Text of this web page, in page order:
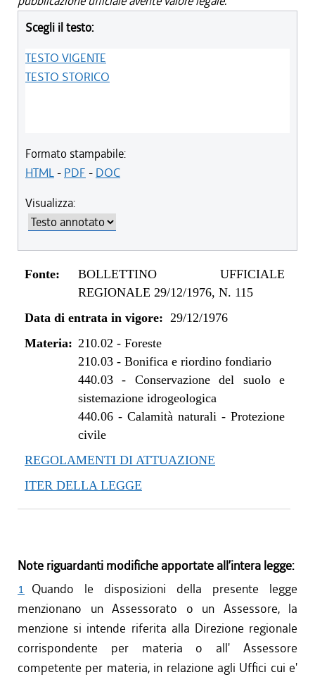
Scegli il testo:
TESTO VIGENTE
TESTO STORICO
Formato stampabile:
HTML- PDF - DOC
Visualizza:
Fonte:
BOLLETTINO UFFICIALE
REGIONALE 29/12/1976, N. 115
Data di entrata in vigore: 29/12/1976
Materia: 210.02 - Foreste
210.03- Bonifica e riordino fondiario
440.03- Conservazione del suolo e
sistemazione idrogeologica
440.06- Calamità naturali - Protezione
civile
REGOLAMENTI DI ATTUAZIONE
ITER DELLA LEGGE
Note riguardanti modifiche apportate all’intera legge:
1 Quando le disposizioni della presente legge
menzionano un Assessorato o un Assessore, la
menzione si intende riferita alla Direzione regionale
corrispondente per materia o all' Assessore
competente per materia, in relazione agli Uffici cui e'